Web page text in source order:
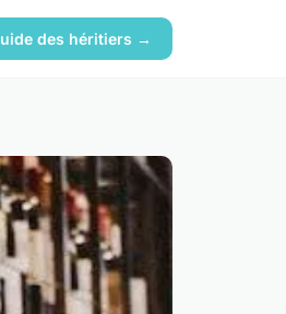
des héritiers →